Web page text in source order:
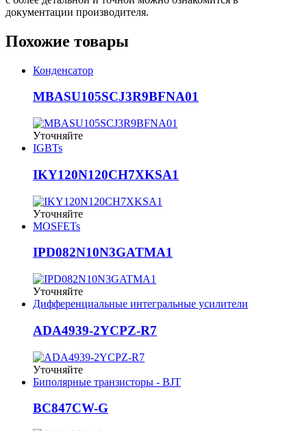
документации производителя.
Похожие товары
Конденсатор
MBASU105SCJ3R9BFNA01
Уточняйте
IGBTs
IKY120N120CH7XKSA1
Уточняйте
MOSFETs
IPD082N10N3GATMA1
Уточняйте
Дифференциальные интегральные усилители
ADA4939-2YCPZ-R7
Уточняйте
Биполярные транзисторы - BJT
BC847CW-G